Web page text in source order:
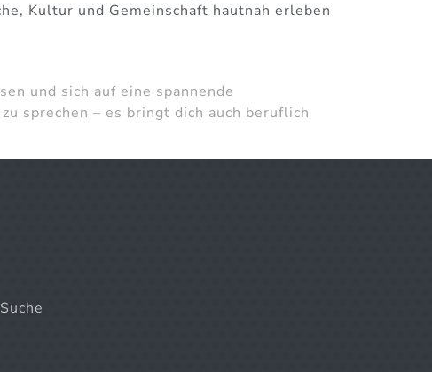
Kultur und Gemeinschaft hautnah erleben
und sich auf eine spannende
sprechen – es bringt dich auch beruflich
Suche